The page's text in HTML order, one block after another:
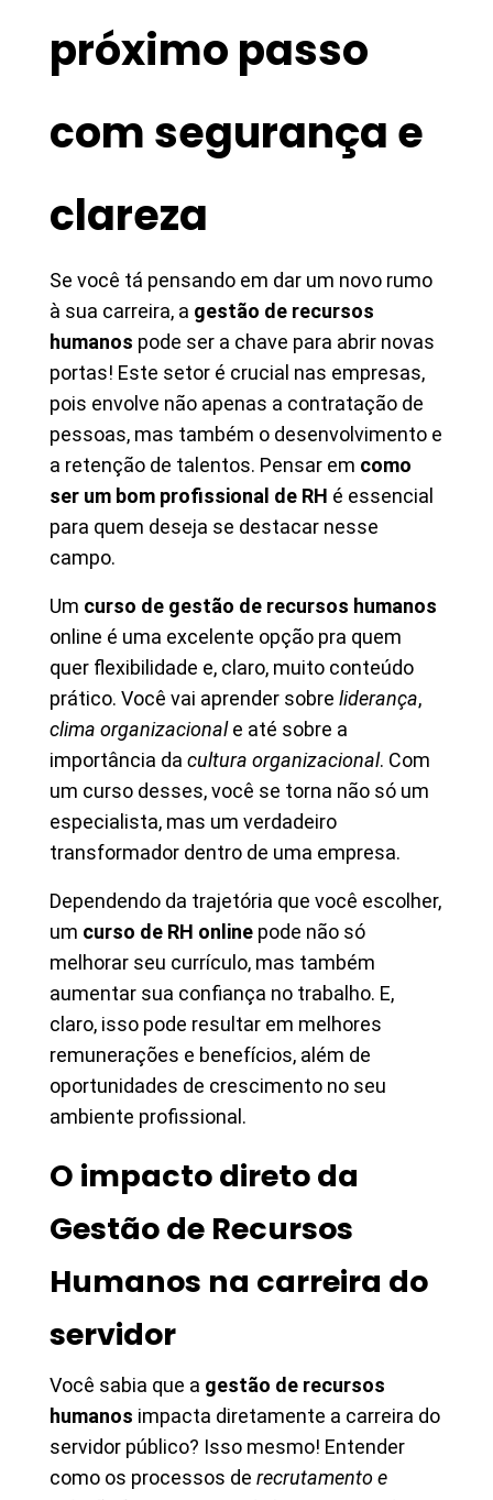
próximo passo
com segurança e
clareza
Se você tá pensando em dar um novo rumo
à sua carreira, a gestão de recursos
humanos pode ser a chave para abrir novas
portas! Este setor é crucial nas empresas,
pois envolve não apenas a contratação de
pessoas, mas também o desenvolvimento e
a retenção de talentos. Pensar em como
ser um bom profissional de RH é essencial
para quem deseja se destacar nesse
campo.
Um curso de gestão de recursos humanos
online é uma excelente opção pra quem
quer flexibilidade e, claro, muito conteúdo
prático. Você vai aprender sobre liderança,
clima organizacionale até sobre a
importância da cultura organizacional. Com
um curso desses, você se torna não só um
especialista, mas um verdadeiro
transformador dentro de uma empresa.
Dependendo da trajetória que você escolher,
um curso de RH online pode não só
melhorar seu currículo, mas também
aumentar sua confiança no trabalho. E,
claro, isso pode resultar em melhores
remunerações e benefícios, além de
oportunidades de crescimento no seu
ambiente profissional.
O impacto direto da
Gestão de Recursos
Humanos na carreira do
servidor
Você sabia que a gestão de recursos
humanos impacta diretamente a carreira do
servidor público? Isso mesmo! Entender
como os processos de recrutamento e